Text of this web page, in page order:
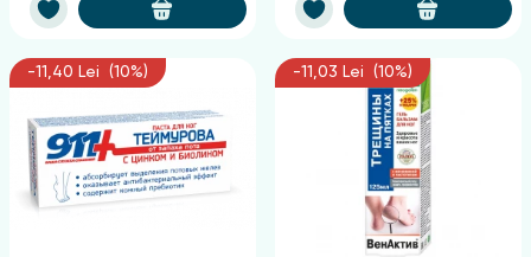
-11,40 Lei (10%) -11,03 Lei (10%)